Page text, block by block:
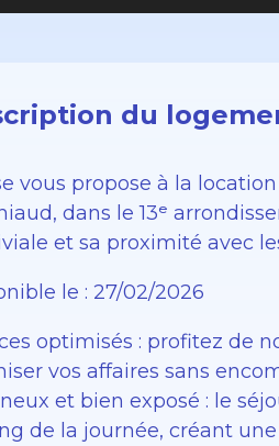
du
vous propose à la
dans le 13ᵉ
et sa proximité avec
le : 27/02/2026
optimisés : profitez de
vos affaires sans
et bien exposé : le
de la journée, créant